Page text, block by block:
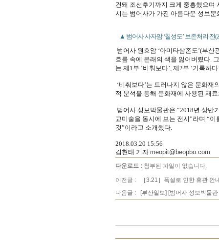
건돼 조선후기까지 크게 중흥했으며
시는 범어사가 가진 아름다운 성보
▲ 범어사 사자암 ‘칠성도’ 보존처리 전(
범어사 원효암 ‘아미타삼존도’(부
흐름 속에 본래의 색을 잃어버렸다.
는 제1부 ‘비춰보다’, 제2부 ‘기록하
‘비춰보다’는 드러나지 않은 문화재
적 분석을 통해 문화재에 사용된 재
범어사 성보박물관은 “2018년 상반
교미술을 동시에 보는 전시”라며 “
것”이라고 소개했다.
2018.03.20 15:56
김현태 기자 meopit@beopbo.com
다운로드 : 첨부된 파일이 없습니다.
이전글 :
［3.21］폭설로 인한 휴관 안
다음글 :
[부산일보] [범어사 성보박물